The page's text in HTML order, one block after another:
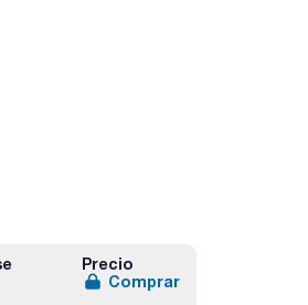
Precio
Comprar